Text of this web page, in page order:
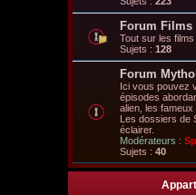
Forum Films
Tout sur les films
Sujets : 128
Forum
Ici vous pouvez
épisodes
alien, les fameux
Les dossiers de
éclairer.
Modérateurs :
Sujets : 40